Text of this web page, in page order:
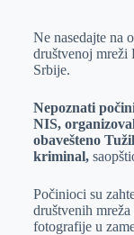
e
r
I
n
s
A
p
a
i
Ne nasedajte na
društvenoj mreži
Srbije.
Nepoznati
NIS,
obavešteno
kriminal,
Počinioci su
društvenih
fotografije u